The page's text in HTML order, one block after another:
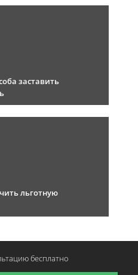
заставить
льготную
бесплатно